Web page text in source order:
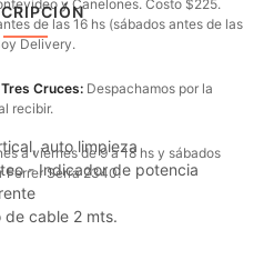
y Canelones. Costo $225.
de las 16 hs (sábados antes de las
Delivery.
Cruces: Despachamos por la
recibir.
a viernes de 9 a 18 hs y sábados
Ferrer Serra 2340.
auto limpieza
- Indicador de potencia
cable 2 mts.